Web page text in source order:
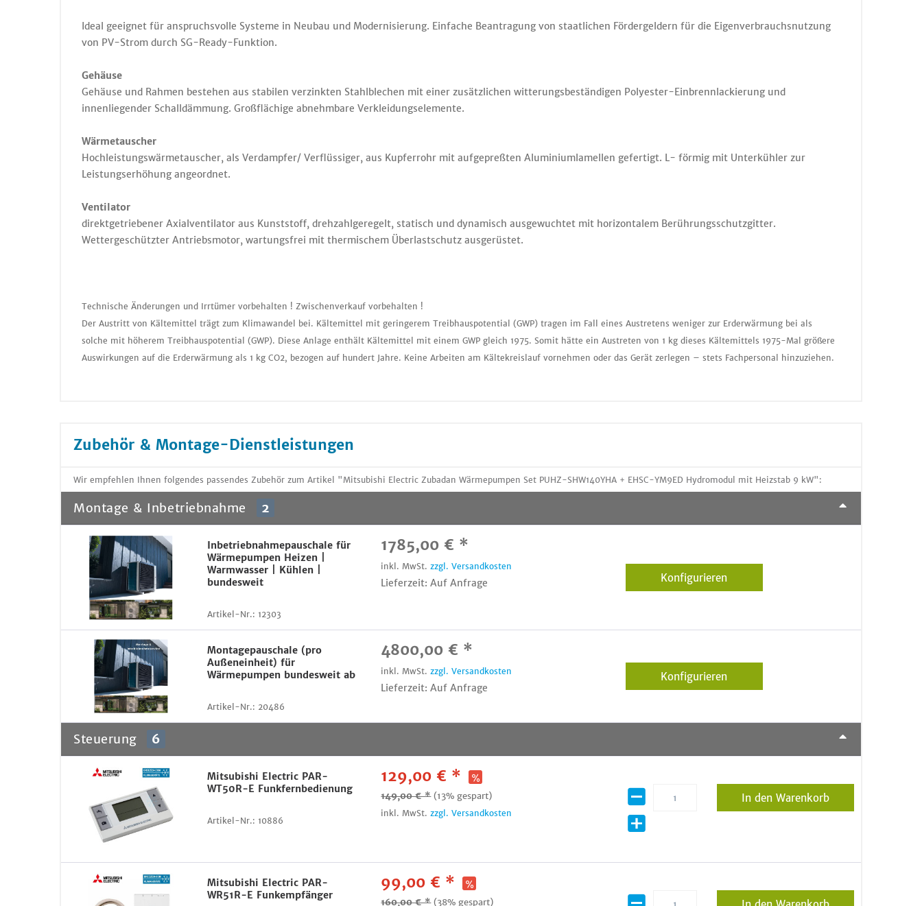
Ideal geeignet für anspruchsvolle Systeme in Neubau und Modernisierung. Einfache Beantragung von staatlichen Fördergeldern für die Eigenverbrauchsnutzung
von PV-Strom durch SG-Ready-Funktion.
Gehäuse
Gehäuse und Rahmen bestehen aus stabilen verzinkten Stahlblechen mit einer zusätzlichen witterungsbeständigen Polyester-Einbrennlackierung und
innenliegender Schalldämmung. Großflächige abnehmbare Verkleidungselemente.
Wärmetauscher
Hochleistungswärmetauscher, als Verdampfer/ Verflüssiger, aus Kupferrohr mit aufgepreßten Aluminiumlamellen gefertigt. L- förmig mit Unterkühler zur
Leistungserhöhung angeordnet.
Ventilator
direktgetriebener Axialventilator aus Kunststoff, drehzahlgeregelt, statisch und dynamisch ausgewuchtet mit horizontalem Berührungsschutzgitter.
Wettergeschützter Antriebsmotor, wartungsfrei mit thermischem Überlastschutz ausgerüstet.
Technische Änderungen und Irrtümer vorbehalten ! Zwischenverkauf vorbehalten !
Der Austritt von Kältemittel trägt zum Klimawandel bei. Kältemittel mit geringerem Treibhauspotential (GWP) tragen im Fall eines Austretens weniger zur Erderwärmung bei als
solche mit höherem Treibhauspotential (GWP). Diese Anlage enthält Kältemittel mit einem GWP gleich 1975. Somit hätte ein Austreten von 1 kg dieses Kältemittels 1975-Mal größere
Auswirkungen auf die Erderwärmung als 1 kg CO2, bezogen auf hundert Jahre. Keine Arbeiten am Kältekreislauf vornehmen oder das Gerät zerlegen – stets Fachpersonal hinzuziehen.
Zubehör & Montage-Dienstleistungen
Wir empfehlen Ihnen folgendes passendes Zubehör zum Artikel "Mitsubishi Electric Zubadan Wärmepumpen Set PUHZ-SHW140YHA + EHSC-YM9ED Hydromodul mit Heizstab 9 kW":
Montage & Inbetriebnahme 2
Inbetriebnahmepauschale für
Wärmepumpen Heizen |
Warmwasser | Kühlen |
bundesweit
Artikel-Nr.: 12303
1785,00 € *
inkl. MwSt.zzgl. Versandkosten
Lieferzeit: Auf Anfrage Konfigurieren
Montagepauschale (pro
Außeneinheit) für
Wärmepumpen bundesweit ab
Artikel-Nr.: 20486
4800,00 € *
inkl. MwSt.zzgl. Versandkosten
Lieferzeit: Auf Anfrage
Konfigurieren
Steuerung 6
Mitsubishi Electric PAR-
WT50R-E Funkfernbedienung
Artikel-Nr.: 10886
129,00 € *
149,00 € * (13% gespart)
inkl. MwSt.zzgl. Versandkosten
In den Warenkorb
Mitsubishi Electric PAR-
WR51R-E Funkempfänger
99,00 € *
160,00 € * (38% gespart)